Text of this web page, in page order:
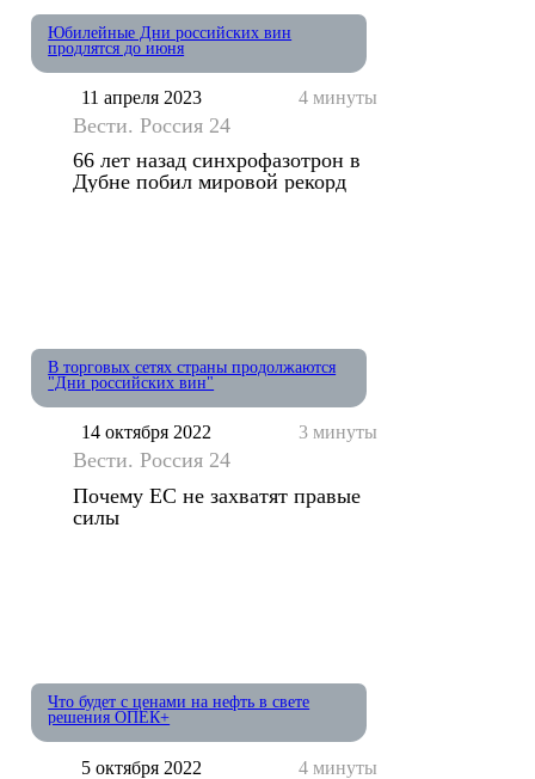
Юбилейные Дни российских вин
продлятся до июня
11 апреля 2023 4 минуты
Вести. Россия 24
66 лет назад синхрофазотрон в
Дубне побил мировой рекорд
В торговых сетях страны продолжаются
"Дни российских вин"
14 октября 2022 3 минуты
Вести. Россия 24
Почему ЕС не захватят правые
силы
Что будет с ценами на нефть в свете
решения ОПЕК+
5 октября 2022 4 минуты